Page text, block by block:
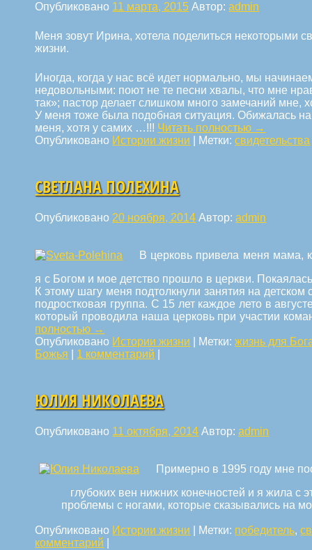
Опубликовано 11 марта, 2015 Автор:admin
Меня зовут Ирина, хотела поделиться некоторыми
жизни.
Иногда, когда у нас всё идет нормально, мы
недовольными: поют не те песни хвалы, что мне
так»; пастор делает слишком много замечаний мне,
У меня тоже была подобная ситуация. Обижалась на
меня, хотя у самих …!!! Читать полностью →
Опубликовано Истории жизни Метки:свидетельства
СВЕТЛАНА ПОЛЕХИНА
Опубликовано 20 ноября, 2014 Автор:admin
В церковь привела меня мама,
я с Богом и мое детство прошло в церкви.
К этому шагу меня подтолкнули занятия на
подростковая группа. С 15 лет каждое лето в
который проводила наша церковь при участии
полностью →
Опубликовано Истории жизни Метки:жизнь для
Божья
1 комментарий
ЮЛИЯ НИКОЛАЕВА
Опубликовано 11 октября, 2014 Автор:admin
Примерно в 1995 году мне
глубоких вен нижних конечностей и я жила с
проблемы с ногами, которые сказывались на
Опубликовано Истории жизни Метки: победитель,
комментарий